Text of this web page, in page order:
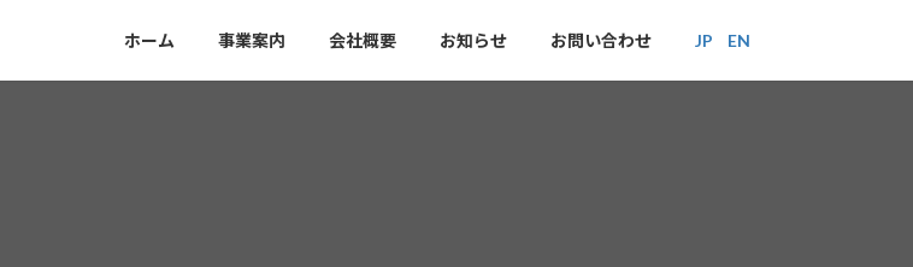
ホーム 事業案内 会社概要 お知らせ お問い合わせ JP EN